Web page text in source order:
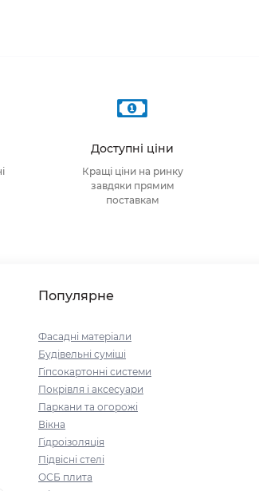
Доступні ціни
Кращі ціни на ринку
завдяки прямим
поставкам
Популярне
Фасадні матеріали
Будівельні cуміші
Гіпсокартонні системи
Покрівля і аксесуари
Паркани та огорожі
Вікна
Гідроізоляція
Підвісні стелі
ОСБ плита